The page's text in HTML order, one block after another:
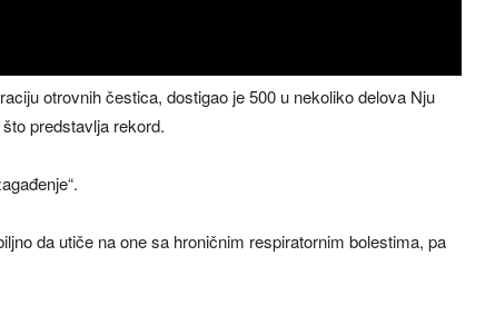
otrovnih čestica, dostigao je 500 u nekoliko delova Nju
predstavlja rekord.
da utiče na one sa hroničnim respiratornim bolestima, pa